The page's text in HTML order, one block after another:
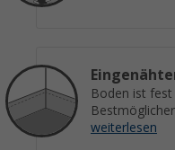
Boden ist
weiterlesen